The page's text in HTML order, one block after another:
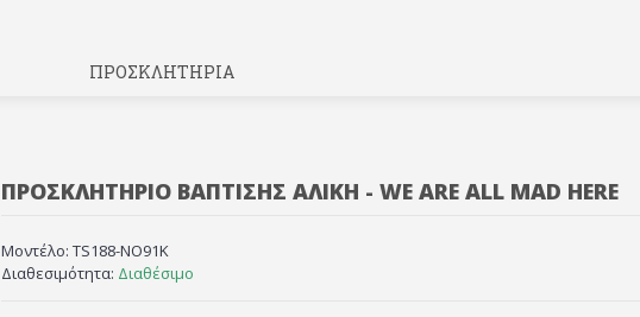
ΠΡΟΣΚΛΗΤΗΡΙΑ
ΠΡΟΣΚΛΗΤΉΡΙΟ ΒΑΠΤΙΣΗΣ ΑΛΊΚΗ - WE ARE ALL MAD HERE
Μοντέλο: TS188-NO91K
Διαθεσιμότητα: Διαθέσιμο